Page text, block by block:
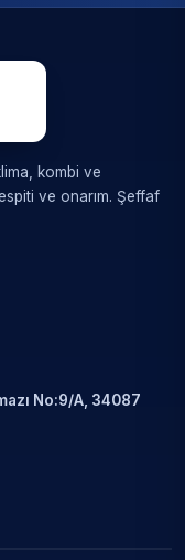
kombi ve
ve onarım. Şeffaf
No:9/A, 34087